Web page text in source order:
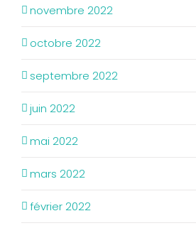
novembre 2022
octobre 2022
septembre 2022
juin 2022
mai 2022
mars 2022
février 2022